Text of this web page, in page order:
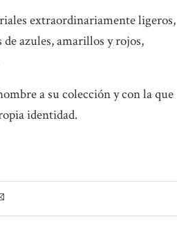
extraordinariamente ligeros,
azules, amarillos y rojos,
a su colección y con la que
identidad.